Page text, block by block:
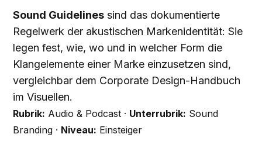
Sound Guidelines sind das dokumentierte
Regelwerk der akustischen Markenidentität: Sie
legen fest, wie, wo und in welcher Form die
Klangelemente einer Marke einzusetzen sind,
vergleichbar dem Corporate Design-Handbuch
im Visuellen.
Rubrik: Audio & Podcast · Unterrubrik: Sound
Branding · Niveau: Einsteiger